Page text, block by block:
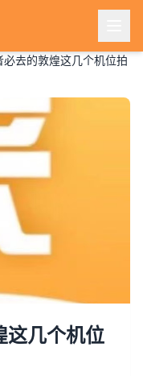
必去的敦煌这几个机位拍
这几个机位